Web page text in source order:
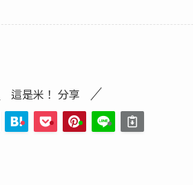
這是米！ 分享